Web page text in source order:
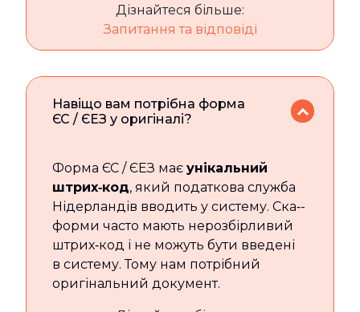
Дізнайтеся більше:
Запитання та відповіді
Навіщо вам потрібна форма
ЄС / ЄЕЗ у оригіналі?
Форма ЄС / ЄЕЗ має унікальний
штрих‑код, який податкова служба
Нідерландів вводить у систему. Ска‑-
форми часто мають нерозбірливий
штрих‑код і не можуть бути введені
в систему. Тому нам потрібний
оригінальний документ.